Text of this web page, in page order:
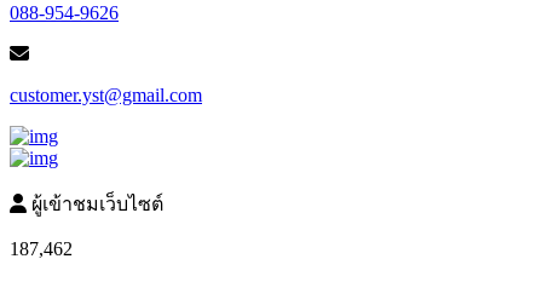
088-954-9626
customer.yst@gmail.com
ผู้เข้าชมเว็บไซต์
187,462